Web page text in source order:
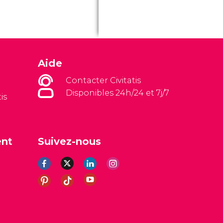
Aide
Contacter Civitatis
Disponibles 24h/24 et 7j/7
Suivez-nous